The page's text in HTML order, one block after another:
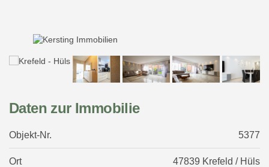
Daten zur Immobilie
Objekt-Nr. 5377
Ort 47839 Krefeld / Hüls